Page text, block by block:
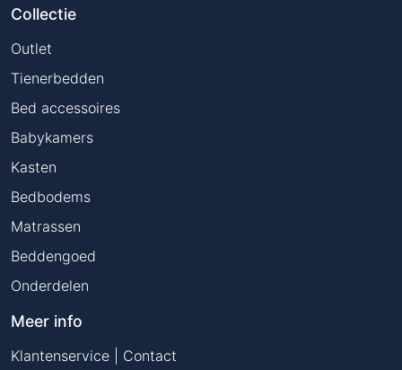
Collectie
Outlet
Tienerbedden
Bed accessoires
Babykamers
Kasten
Bedbodems
Matrassen
Beddengoed
Onderdelen
Meer info
Klantenservice | Contact